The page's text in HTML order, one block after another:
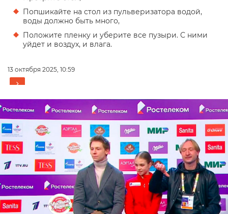
Попшикайте на стол из пульверизатора водой,
воды должно быть много,
Положите пленку и уберите все пузыри. С ними
уйдет и воздух, и влага.
13 октября 2025, 10:59